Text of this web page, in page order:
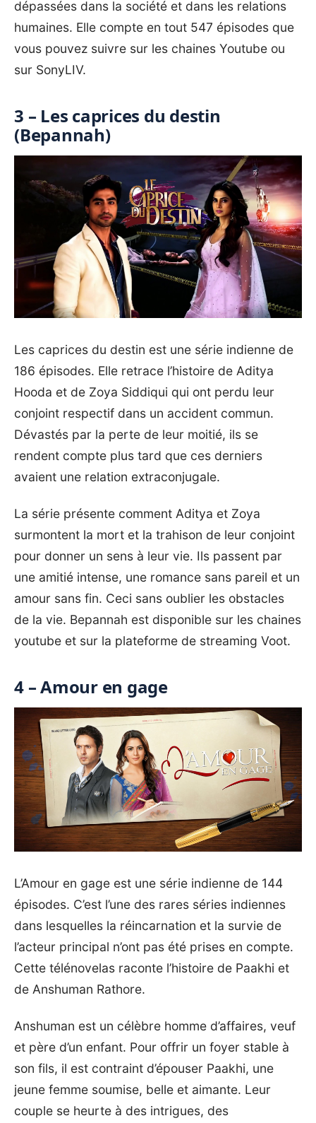
dépassées dans la société et dans les relations
humaines. Elle compte en tout 547 épisodes que
vous pouvez suivre sur les chaines Youtube ou
sur SonyLIV.
3 – Les caprices du destin
(Bepannah)
Les caprices du destin est une série indienne de
186 épisodes. Elle retrace l’histoire de Aditya
Hooda et de Zoya Siddiqui qui ont perdu leur
conjoint respectif dans un accident commun.
Dévastés par la perte de leur moitié, ils se
rendent compte plus tard que ces derniers
avaient une relation extraconjugale.
La série présente comment Aditya et Zoya
surmontent la mort et la trahison de leur conjoint
pour donner un sens à leur vie. Ils passent par
une amitié intense, une romance sans pareil et un
amour sans fin. Ceci sans oublier les obstacles
de la vie. Bepannah est disponible sur les chaines
youtube et sur la plateforme de streaming Voot.
4 – Amour en gage
L’Amour en gage est une série indienne de 144
épisodes. C’est l’une des rares séries indiennes
dans lesquelles la réincarnation et la survie de
l’acteur principal n’ont pas été prises en compte.
Cette télénovelas raconte l’histoire de Paakhi et
de Anshuman Rathore.
Anshuman est un célèbre homme d’affaires, veuf
et père d’un enfant. Pour offrir un foyer stable à
son fils, il est contraint d’épouser Paakhi, une
jeune femme soumise, belle et aimante. Leur
couple se heurte à des intrigues, des